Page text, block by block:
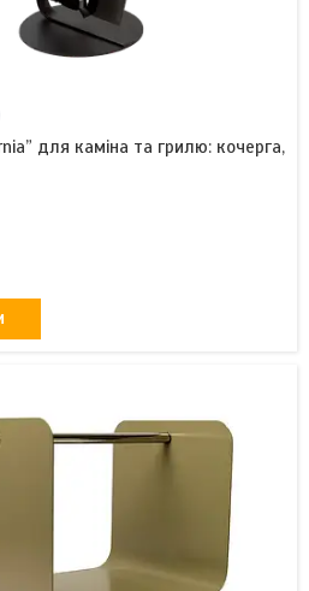
для каміна та грилю: кочерга,